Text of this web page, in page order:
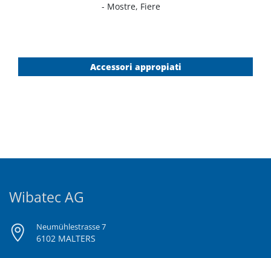
- Mostre, Fiere
Accessori appropiati
Wibatec AG
Neumühlestrasse 7
6102 MALTERS